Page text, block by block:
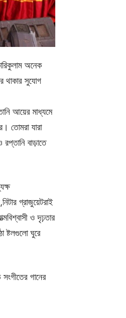
অনেক
থাকার সুযোগ
আয়ের মাধ্যমে
তোমরা যারা
বাড়াতে
গ্রাজুয়েটরাই
ও দৃঢ়তার
ষ্টলগুলো ঘুরে
গানের